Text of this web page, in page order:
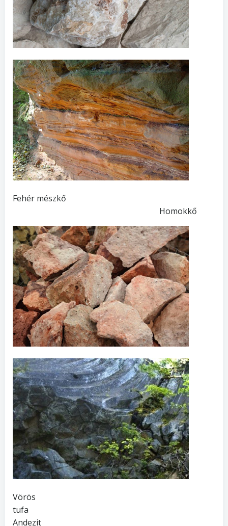
Fehér mészkő
Homokkő
Vörös
tufa
Andezit